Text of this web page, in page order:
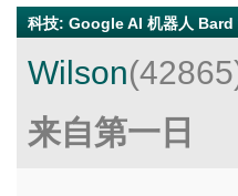
科技: Google AI 机器人 Bard
Wilson
来自第一日